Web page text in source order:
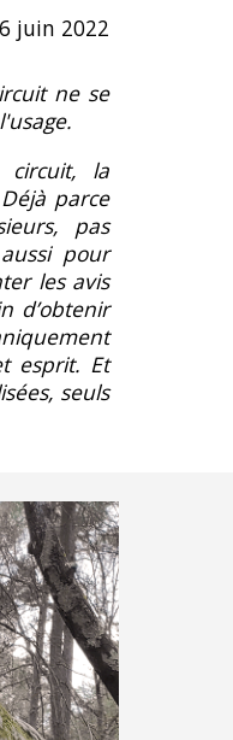
juin 2022
nese
la
parce
pas
pour
les avis
d’obtenir
esprit. Et
seuls